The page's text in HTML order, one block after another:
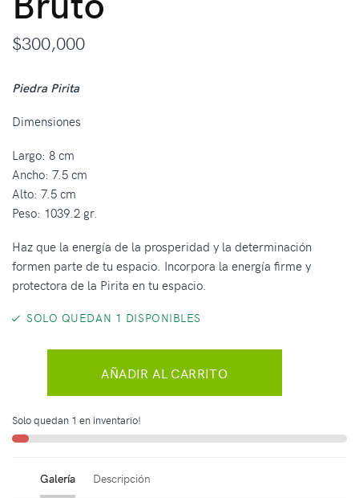
$300,000
Piedra Pirita
Dimensiones
Largo: 8 cm
Ancho: 7.5 cm
Alto: 7.5 cm
Peso: 1039.2 gr.
Haz que la energía de la prosperidad y la determinación
formen parte de tu espacio. Incorpora la energía firme y
protectora de la Pirita en tu espacio.
SOLO QUEDAN 1 DISPONIBLES
AÑADIR AL CARRITO
Solo quedan 1 en inventario!
Galería Descripción